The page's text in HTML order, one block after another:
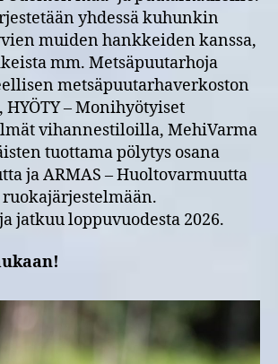
yhdessä kuhunkin
muiden hankkeiden kanssa,
mm. Metsäpuutarhoja
metsäpuutarhaverkoston
– Monihyötyiset
vihannestiloilla, MehiVarma
tuottama pölytys osana
ja ARMAS – Huoltovarmuutta
jatkuu loppuvuodesta 2026.